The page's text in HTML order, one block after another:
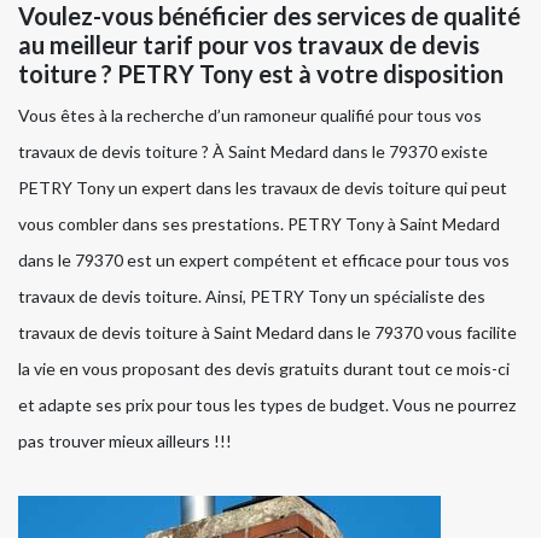
Voulez-vous bénéficier des services de qualité
au meilleur tarif pour vos travaux de devis
toiture ? PETRY Tony est à votre disposition
Vous êtes à la recherche d’un ramoneur qualifié pour tous vos
travaux de devis toiture ? À Saint Medard dans le 79370 existe
PETRY Tony un expert dans les travaux de devis toiture qui peut
vous combler dans ses prestations. PETRY Tony à Saint Medard
dans le 79370 est un expert compétent et efficace pour tous vos
travaux de devis toiture. Ainsi, PETRY Tony un spécialiste des
travaux de devis toiture à Saint Medard dans le 79370 vous facilite
la vie en vous proposant des devis gratuits durant tout ce mois-ci
et adapte ses prix pour tous les types de budget. Vous ne pourrez
pas trouver mieux ailleurs !!!